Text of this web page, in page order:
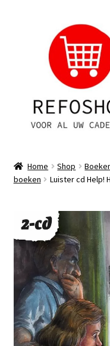
navigatie
OPRUIMING
Assortiment
Account
Nieuws
Klantenservice
Retour
Home Shop
boeken
Luister cd Help!